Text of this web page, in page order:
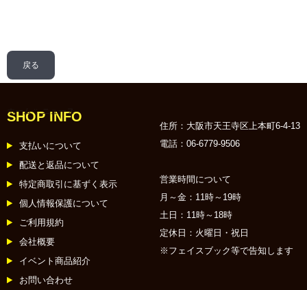
戻る
ホーム:: ニュース
SHOP INFO
支払いについて
配送と返品について
特定商取引に基ずく表示
個人情報保護について
ご利用規約
会社概要
イベント商品紹介
お問い合わせ
住所：大阪市天王寺区上本町6-4-13
電話：06-6779-9506
営業時間について
月～金：11時～19時
土日：11時～18時
定休日：火曜日・祝日
※フェイスブック等で告知します